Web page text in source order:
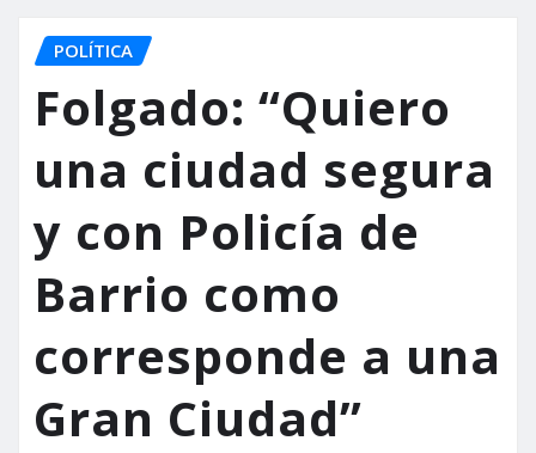
POLÍTICA
Folgado: “Quiero
una ciudad segura
y con Policía de
Barrio como
corresponde a una
Gran Ciudad”